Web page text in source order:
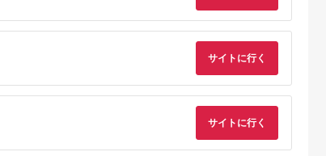
塩辛 イカ しおから 王
・王様の塩辛 食べき
り小パック 2枚【 惣
菜 海鮮 いかの塩辛 珍
ト 神奈川県 小田原市
『先行予約』唐津呼
産いか活造り 1杯(約
220g～250g) 急速冷
サイトに行く
サイトに行く